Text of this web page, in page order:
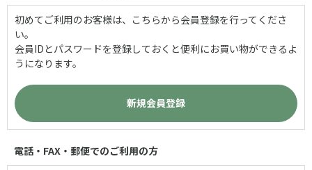
初めてご利用のお客様は、こちらから会員登録を行ってくださ
い。
会員IDとパスワードを登録しておくと便利にお買い物ができるよ
うになります。
電話・FAX・郵便でのご利用の方